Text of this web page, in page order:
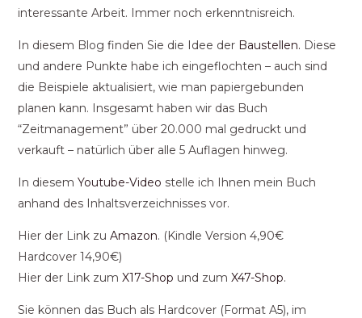
interessante Arbeit. Immer noch erkenntnisreich.
In diesem Blog finden Sie die Idee der Baustellen. Diese
und andere Punkte habe ich eingeflochten – auch sind
die Beispiele aktualisiert, wie man papiergebunden
planen kann. Insgesamt haben wir das Buch
“Zeitmanagement” über 20.000 mal gedruckt und
verkauft – natürlich über alle 5 Auflagen hinweg.
In diesem Youtube-Video stelle ich Ihnen mein Buch
anhand des Inhaltsverzeichnisses vor.
Hier der Link zu Amazon. (Kindle Version 4,90€
Hardcover 14,90€)
Hier der Link zum X17-Shop und zum X47-Shop.
Sie können das Buch als Hardcover (Format A5), im